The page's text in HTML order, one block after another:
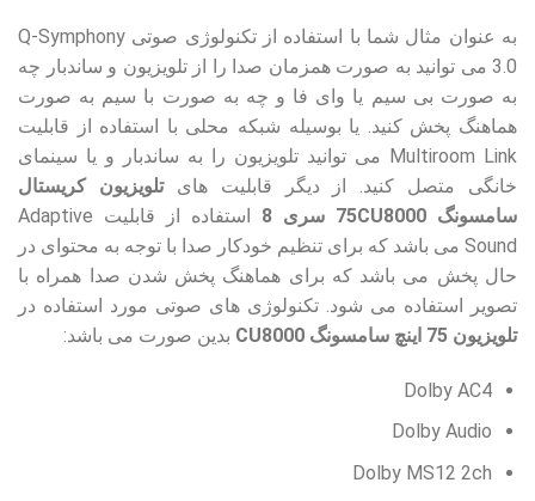
به عنوان مثال شما با استفاده از تکنولوژی صوتی Q-Symphony
3.0 می توانید به صورت همزمان صدا را از تلویزیون و ساندبار چه
به صورت بی سیم یا وای فا و چه به صورت با سیم به صورت
هماهنگ پخش کنید. یا بوسیله شبکه محلی با استفاده از قابلیت
Multiroom Link می توانید تلویزیون را به ساندبار و یا سینمای
خانگی متصل کنید. از دیگر قابلیت هایتلویزیون کریستال
سامسونگ 75CU8000 سری 8
استفاده از قابلیت Adaptive
Sound می باشد که برای تنظیم خودکار صدا با توجه به محتوای در
حال پخش می باشد که برای هماهنگ پخش شدن صدا همراه با
تصویر استفاده می شود. تکنولوژی های صوتی مورد استفاده در
تلویزیون 75 اینچ سامسونگ CU8000
بدین صورت می باشد:
Dolby AC4
Dolby Audio
Dolby MS12 2ch